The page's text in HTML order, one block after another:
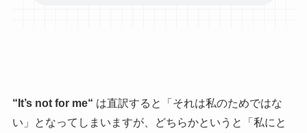
“ It’s not for me“ は直訳すると「それは私のためではな
い」となってしまいますが、どちらかというと「私にと